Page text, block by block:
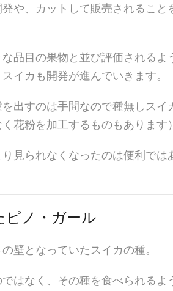
や、カットして販売されるこ
品目の果物と並び評価される
イカも開発が進んでいきます。
出すのは手間なので種無しス
花粉を加工するものもあります
見られなくなったのは便利で
ピノ・ガール
壁となっていたスイカの種。
はなく、その種を食べられる